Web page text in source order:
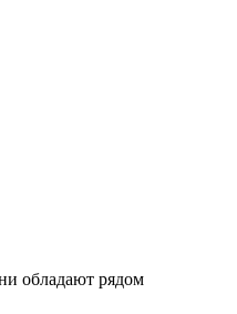
обладают рядом